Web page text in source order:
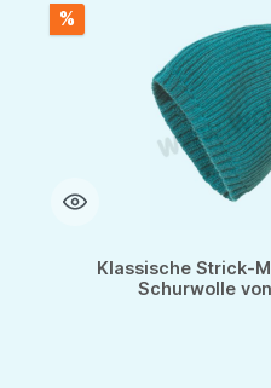
%
Klassische Strick-
Schurwolle